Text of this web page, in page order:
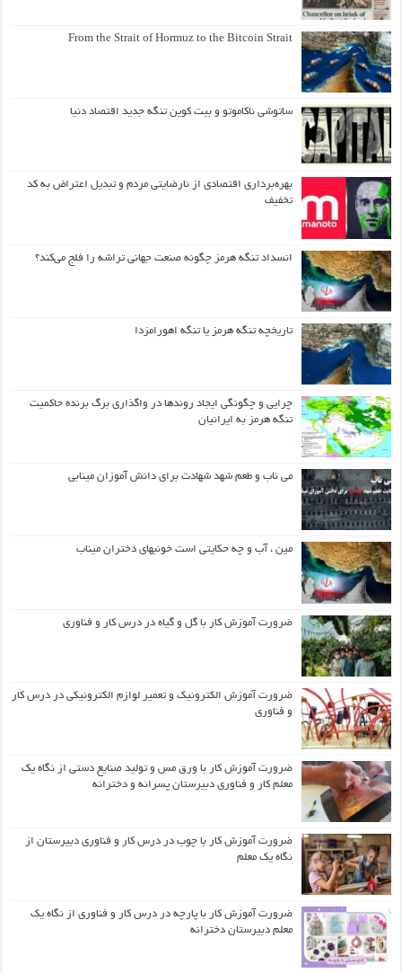
From the Strait of Hormuz to the Bitcoin Strait
ساتوشی ناکاموتو و بیت کوین تنگه جدید اقتصاد دنیا
بهره‌برداری اقتصادی از نارضایتی مردم و تبدیل اعتراض به کد
تخفیف
انسداد تنگه هرمز چگونه صنعت جهانی تراشه را فلج می‌کند؟
تاریخچه تنگه هرمز یا تنگه اهورامزدا
چرایی و چگونگی ایجاد روندها در واگذاری برگ برنده حاکمیت
تنگه هرمز به ایرانیان
می ناب و طعم شهد شهادت برای دانش آموزان مینابی
مین ، آب و چه حکایتی است خونبهای دختران میناب
ضرورت آموزش کار با گل و گیاه در درس کار و فناوری
ضرورت آموزش الکترونیک و تعمیر لوازم الکترونیکی در درس کار
و فناوری
ضرورت آموزش کار با ورق مس و تولید صنایع دستی از نگاه یک
معلم کار و فناوری دبیرستان پسرانه و دخترانه
ضرورت آموزش کار با چوب در درس کار و فناوری دبیرستان از
نگاه یک معلم
ضرورت آموزش کار با پارچه در درس کار و فناوری از نگاه یک
معلم دبیرستان دخترانه